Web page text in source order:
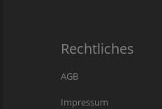
Rechtliches
AGB
Impressum